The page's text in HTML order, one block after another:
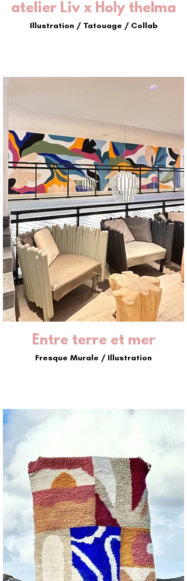
atelier Liv x Holy thelma
Illustration / Tatouage / Collab
Entre terre et mer
Fresque Murale / Illustration